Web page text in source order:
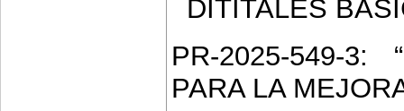
DITITALES
PR-2025-549-3:
PARA LA